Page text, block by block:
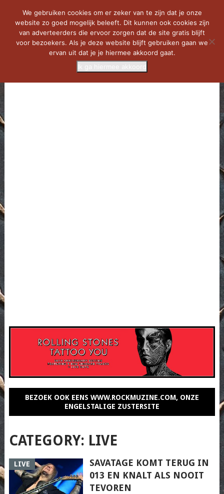
BEZOEK OOK EENS WWW.ROCKMUZINE.COM, ONZE
ENGELSTALIGE ZUSTERSITE
CATEGORY: LIVE
LIVE
SAVATAGE KOMT TERUG IN
013 EN KNALT ALS NOOIT
TEVOREN
We gebruiken cookies om er zeker van te zijn dat je onze
website zo goed mogelijk beleeft. Dit kunnen ook cookies zijn
van adverteerders die ervoor zorgen dat de site gratis blijft
voor bezoekers. Als je deze website blijft gebruiken gaan we
ervan uit dat je je hiermee akkoord gaat.
Ik ga hiermee akkoord